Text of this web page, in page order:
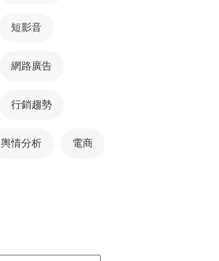
短影音
網路廣告
行銷趨勢
輿情分析 電商